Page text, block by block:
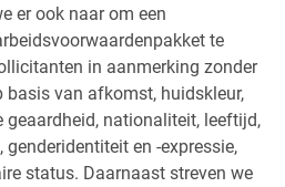
er ook naar om een
te
in aanmerking zonder
basis van afkomst, huidskleur,
geaardheid, nationaliteit, leeftijd,
en -expressie,
status. Daarnaast streven we